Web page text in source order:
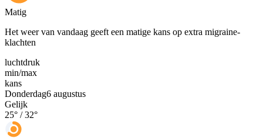
Matig
Het weer van vandaag geeft een matige kans op extra migraine-
klachten
luchtdruk
min/max
kans
Donderdag6 augustus
Gelijk
25° /32°